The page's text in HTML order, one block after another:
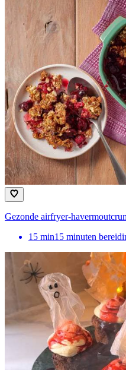
Gezonde airfryer-
15 min15 minuten